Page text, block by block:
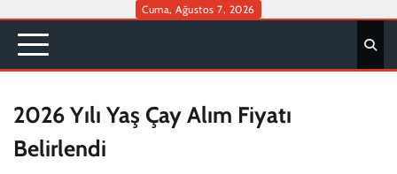
content
Cuma, Ağustos 7, 2026
2026 Yılı Yaş Çay Alım Fiyatı
Belirlendi